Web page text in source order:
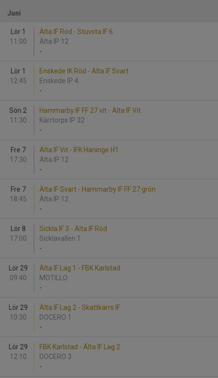
Juni
Lör 1
11:00
Älta IF Röd - Stuvsta IF 6
Älta IP 12
-
Lör 1
12:45
Enskede IK Röd - Älta IF Svart
Enskede IP 4
-
Sön 2
11:30
Hammarby IF FF 27 vit - Älta IF Vit
Kärrtorps IP 32
-
Fre 7
17:30
Älta IF Vit - IFK Haninge H1
Älta IP 12
-
Fre 7
18:45
Älta IF Svart - Hammarby IF FF 27 grön
Älta IP 12
-
Lör 8
17:00
Sickla IF 3 - Älta IF Röd
Sicklavallen 1
-
Lör 29
09:40
Älta IF Lag 1 - FBK Karlstad
MOTILLO
-
Lör 29
10:30
Älta IF Lag 2 - Skattkärrs IF
DOCERO 1
-
Lör 29
12:10
FBK Karlstad - Älta IF Lag 2
DOCERO 3
-